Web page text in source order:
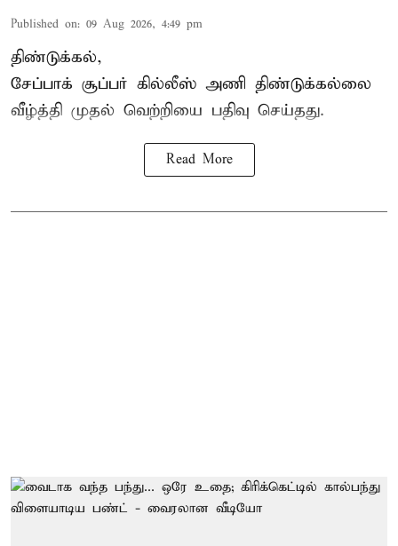
Published on: 09 Aug 2026, 4:49 pm
திண்டுக்கல்,
சேப்பாக் சூப்பர் கில்லீஸ் அணி திண்டுக்கல்லை
வீழ்த்தி முதல் வெற்றியை பதிவு செய்தது.
Read More